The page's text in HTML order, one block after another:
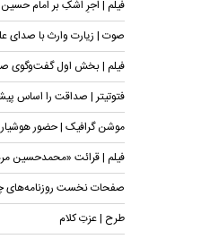
فیلم | اجرِ اشکِ بر امام
صوت | زیارت وارث با صدای
فیلم | بخش اول گفت‌وگوی
فتوتیتر | صداقت را اساس
موشن گرافیک | حضور
فیلم | قرائت «محمدحسین
صفحات نخست روزنامه‌های چهارشنبه ۱۴
طرح | عزتِ کلام